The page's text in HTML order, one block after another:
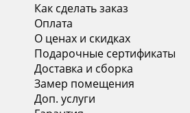
Как сделать заказ
Оплата
О ценах и скидках
Подарочные сертификаты
Доставка и сборка
Замер помещения
Доп. услуги